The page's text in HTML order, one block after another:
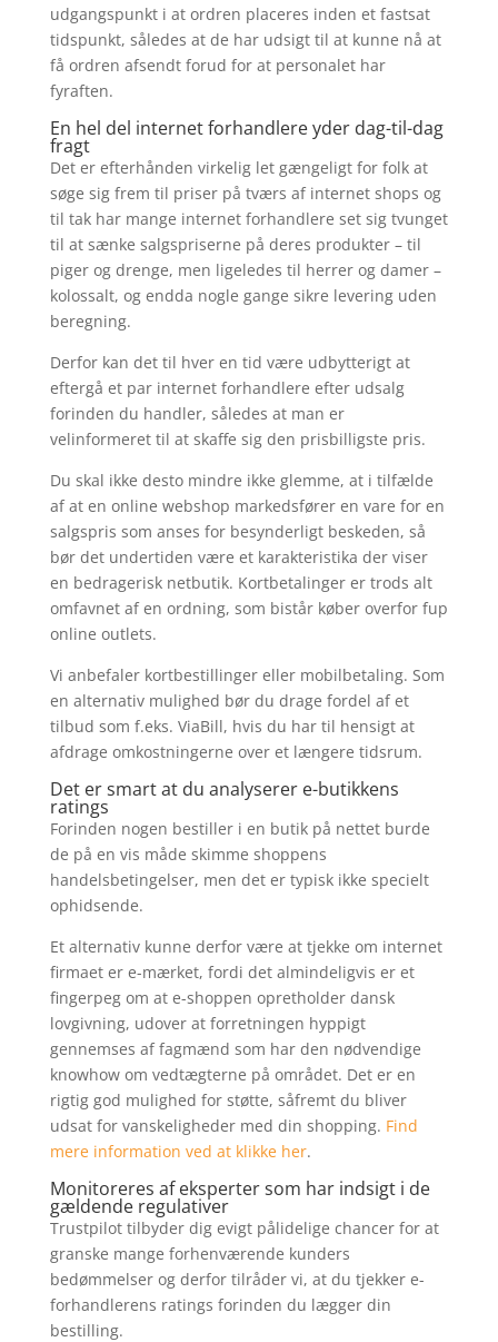
udgangspunkt i at ordren placeres inden et fastsat
tidspunkt, således at de har udsigt til at kunne nå at
få ordren afsendt forud for at personalet har
fyraften.
En hel del internet forhandlere yder dag-til-dag
fragt
Det er efterhånden virkelig let gængeligt for folk at
søge sig frem til priser på tværs af internet shops og
til tak har mange internet forhandlere set sig tvunget
til at sænke salgspriserne på deres produkter – til
piger og drenge, men ligeledes til herrer og damer –
kolossalt, og endda nogle gange sikre levering uden
beregning.
Derfor kan det til hver en tid være udbytterigt at
eftergå et par internet forhandlere efter udsalg
forinden du handler, således at man er
velinformeret til at skaffe sig den prisbilligste pris.
Du skal ikke desto mindre ikke glemme, at i tilfælde
af at en online webshop markedsfører en vare for en
salgspris som anses for besynderligt beskeden, så
bør det undertiden være et karakteristika der viser
en bedragerisk netbutik. Kortbetalinger er trods alt
omfavnet af en ordning, som bistår køber overfor fup
online outlets.
Vi anbefaler kortbestillinger eller mobilbetaling. Som
en alternativ mulighed bør du drage fordel af et
tilbud som f.eks. ViaBill, hvis du har til hensigt at
afdrage omkostningerne over et længere tidsrum.
Det er smart at du analyserer e-butikkens
ratings
Forinden nogen bestiller i en butik på nettet burde
de på en vis måde skimme shoppens
handelsbetingelser, men det er typisk ikke specielt
ophidsende.
Et alternativ kunne derfor være at tjekke om internet
firmaet er e-mærket, fordi det almindeligvis er et
fingerpeg om at e-shoppen opretholder dansk
lovgivning, udover at forretningen hyppigt
gennemses af fagmænd som har den nødvendige
knowhow om vedtægterne på området. Det er en
rigtig god mulighed for støtte, såfremt du bliver
udsat for vanskeligheder med din shopping. Find
mere information ved at klikke her.
Monitoreres af eksperter som har indsigt i de
gældende regulativer
Trustpilot tilbyder dig evigt pålidelige chancer for at
granske mange forhenværende kunders
bedømmelser og derfor tilråder vi, at du tjekker e-
forhandlerens ratings forinden du lægger din
bestilling.